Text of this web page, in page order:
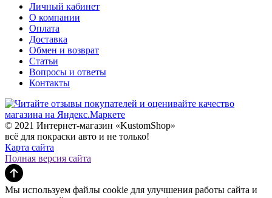
Личный кабинет
О компании
Оплата
Доставка
Обмен и возврат
Статьи
Вопросы и ответы
Контакты
© 2021 Интернет-магазин «KustomShop»
всё для покраски авто и не только!
Карта сайта
Полная версия сайта
Мы используем файлы cookie для улучшения работы сайта и